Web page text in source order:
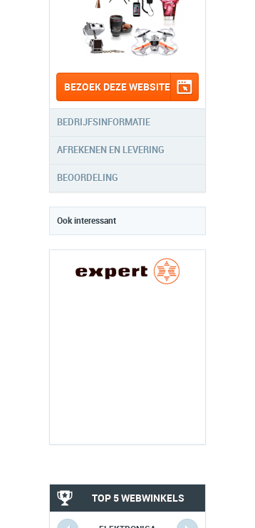
BEZOEK DEZE WEBSITE
BEDRIJFSINFORMATIE
AFREKENEN EN LEVERING
BEOORDELING
Ook interessant
TOP 5 WEBWINKELS